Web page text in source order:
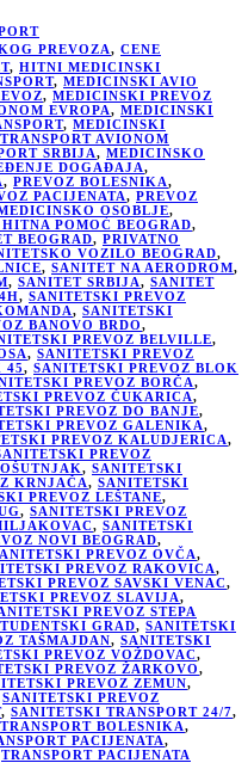
PREVOZA, CENE
, HITNI MEDICINSKI
, MEDICINSKI AVIO
, MEDICINSKI PREVOZ
EVROPA, MEDICINSKI
, MEDICINSKI
AVIONOM
SRBIJA, MEDICINSKO
DOGAĐAJA,
, PREVOZ BOLESNIKA,
PACIJENATA, PREVOZ
OSOBLJE,
POMOĆ BEOGRAD,
BEOGRAD, PRIVATNO
VOZILO BEOGRAD,
, SANITET NA AERODROM,
, SANITET SRBIJA, SANITET
, SANITETSKI PREVOZ
, SANITETSKI
BANOVO BRDO,
PREVOZ BELVILLE,
, SANITETSKI PREVOZ
45, SANITETSKI PREVOZ BLOK
PREVOZ BORČA,
PREVOZ ČUKARICA,
PREVOZ DO BANJE,
PREVOZ GALENIKA,
PREVOZ KALUDJERICA,
PREVOZ
, SANITETSKI
KRNJAČA, SANITETSKI
PREVOZ LEŠTANE,
, SANITETSKI PREVOZ
, SANITETSKI
NOVI BEOGRAD,
PREVOZ OVČA,
PREVOZ RAKOVICA,
PREVOZ SAVSKI VENAC,
PREVOZ SLAVIJA,
PREVOZ STEPA
GRAD, SANITETSKI
TAŠMAJDAN, SANITETSKI
PREVOZ VOŽDOVAC,
PREVOZ ŽARKOVO,
PREVOZ ZEMUN,
SANITETSKI PREVOZ
, SANITETSKI TRANSPORT 24/7,
TRANSPORT BOLESNIKA,
PACIJENATA,
TRANSPORT PACIJENATA